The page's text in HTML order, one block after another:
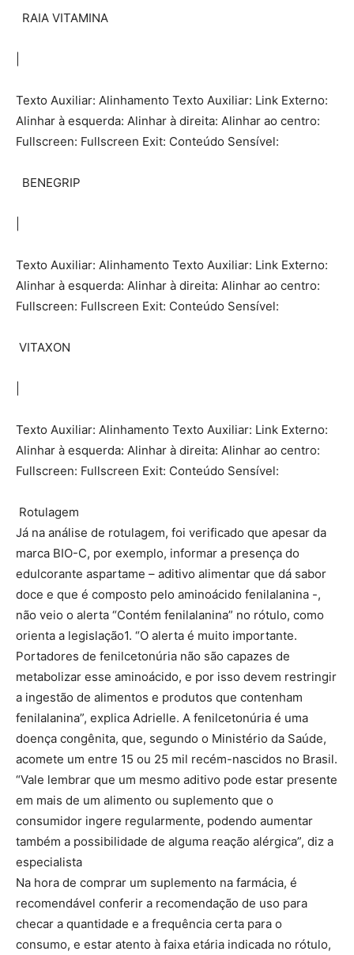
RAIA VITAMINA
Texto Auxiliar: Alinhamento Texto Auxiliar: Link Externo:
Alinhar à esquerda: Alinhar à direita: Alinhar ao centro:
Fullscreen: Fullscreen Exit: Conteúdo Sensível:
BENEGRIP
Texto Auxiliar: Alinhamento Texto Auxiliar: Link Externo:
Alinhar à esquerda: Alinhar à direita: Alinhar ao centro:
Fullscreen: Fullscreen Exit: Conteúdo Sensível:
VITAXON
Texto Auxiliar: Alinhamento Texto Auxiliar: Link Externo:
Alinhar à esquerda: Alinhar à direita: Alinhar ao centro:
Fullscreen: Fullscreen Exit: Conteúdo Sensível:
Rotulagem
Já na análise de rotulagem, foi verificado que apesar da
marca BIO-C, por exemplo, informar a presença do
edulcorante aspartame – aditivo alimentar que dá sabor
doce e que é composto pelo aminoácido fenilalanina -,
não veio o alerta “Contém fenilalanina” no rótulo, como
orienta a legislação1. “O alerta é muito importante.
Portadores de fenilcetonúria não são capazes de
metabolizar esse aminoácido, e por isso devem restringir
a ingestão de alimentos e produtos que contenham
fenilalanina”, explica Adrielle. A fenilcetonúria é uma
doença congênita, que, segundo o Ministério da Saúde,
acomete um entre 15 ou 25 mil recém-nascidos no Brasil.
“Vale lembrar que um mesmo aditivo pode estar presente
em mais de um alimento ou suplemento que o
consumidor ingere regularmente, podendo aumentar
também a possibilidade de alguma reação alérgica”, diz a
especialista
Na hora de comprar um suplemento na farmácia, é
recomendável conferir a recomendação de uso para
checar a quantidade e a frequência certa para o
consumo, e estar atento à faixa etária indicada no rótulo,